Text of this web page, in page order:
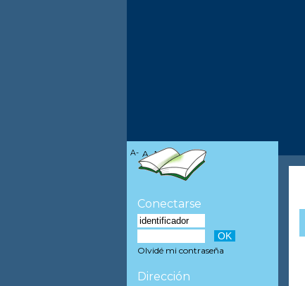
A- A A+
Conectarse
Olvidé mi contraseña
Dirección